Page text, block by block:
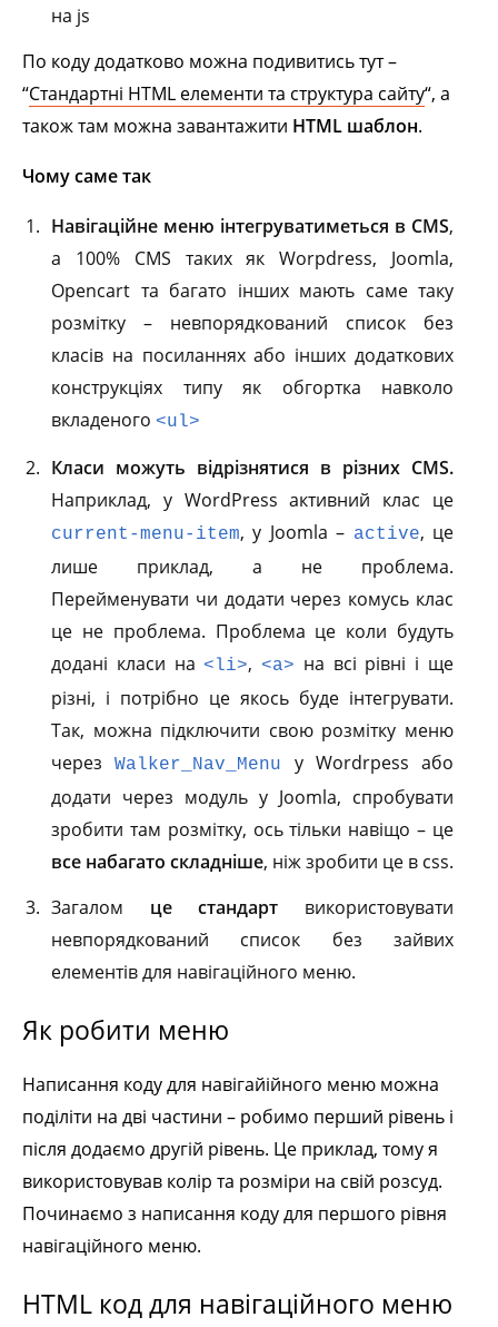
на js
По коду додатково можна подивитись тут –
“Стандартні HTML елементи та структура сайту“, а
також там можна завантажити HTML шаблон.
Чому саме так
Навігаційне меню інтегруватиметься в CMS,
а 100% CMS таких як Worpdress, Joomla,
Opencart та багато інших мають саме таку
розмітку – невпорядкований список без
класів на посиланнях або інших додаткових
конструкціях типу як обгортка навколо
вкладеного <ul>
Класи можуть відрізнятися в різних CMS.
Наприклад, у WordPress активний клас це
current-menu-item, у Joomla – active, це
лише приклад, а не проблема.
Перейменувати чи додати через комусь клас
це не проблема. Проблема це коли будуть
додані класи на <li>, <a> на всі рівні і ще
різні, і потрібно це якось буде інтегрувати.
Так, можна підключити свою розмітку меню
черезWalker_Nav_Menu
у Wordrpess або
додати через модуль у Joomla, спробувати
зробити там розмітку, ось тільки навіщо – це
все набагато складніше, ніж зробити це в css.
Загалом це стандарт використовувати
невпорядкований список без зайвих
елементів для навігаційного меню.
Як робити меню
Написання коду для навігайійного меню можна
поділіти на дві частини – робимо перший рівень і
після додаємо другій рівень. Це приклад, тому я
використовував колір та розміри на свій розсуд.
Починаємо з написання коду для першого рівня
навігаційного меню.
HTML код для навігаційного меню